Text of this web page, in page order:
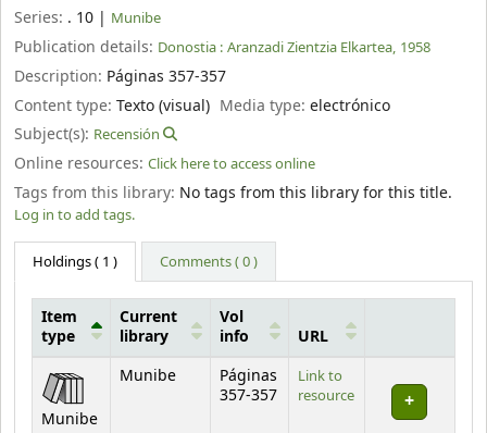
Series: . 10 | Munibe
Publication details: Donostia : Aranzadi Zientzia Elkartea, 1958
Description: Páginas 357-357
Content type: Texto (visual) Media type:electrónico
Subject(s): Recensión
Online resources: Click here to access online
Tags from this library: No tags from this library for this title.
Log in to add tags.
Holdings( 1 ) Comments ( 0 )
Holdings
Item
type
Current
library
Vol
info
URL
Munibe
Munibe
Páginas
357-357
Link to
resource